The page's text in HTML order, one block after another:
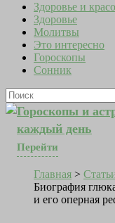
Здоровье и
Здоровье
Молитвы
Это интересно
Гороскопы
Сонник
Гороскопы и
каждый день
Перейти
Главная >
Биография
и его оперная